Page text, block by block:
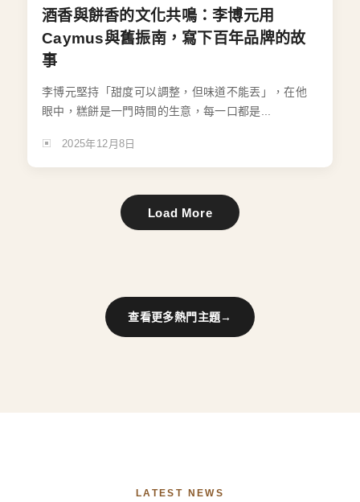
酒香與餅香的文化共鳴：李博元用
Caymus與舊振南，寫下百年品牌的故
事
李博元堅持「甜度可以調整，但味道不能丟」，在他
眼中，糕餅是一門時間的生意，每一口都是...
2025年12月8日
Load More
查看更多熱門主題→
LATEST NEWS